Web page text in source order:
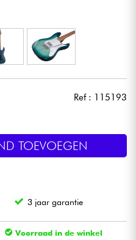
Ref : 115193
TOEVOEGEN
3 jaar garantie
Voorraad in de winkel